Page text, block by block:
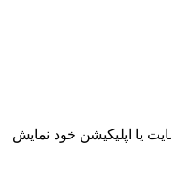
یا اپلیکیشن خود نمایش